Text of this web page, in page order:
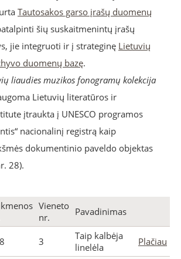
Tautosakos garso įrašų duomenų
šių suskaitmenintų įrašų
jie integruoti ir į strateginę Lietuvių
duomenų bazę.
liaudies muzikos fonogramų kolekcija
Lietuvių literatūros ir
įtraukta į UNESCO programos
nacionalinį registrą kaip
dokumentinio paveldo objektas
28).
Vieneto
nr.
Pavadinimas
3
Taip kalbėja
linelėla
Plačiau